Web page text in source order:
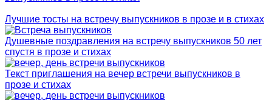
Лучшие тосты на встречу выпускников в прозе и в стихах
Душевные поздравления на встречу выпускников 50 лет
спустя в прозе и стихах
Текст приглашения на вечер встречи выпускников в
прозе и стихах